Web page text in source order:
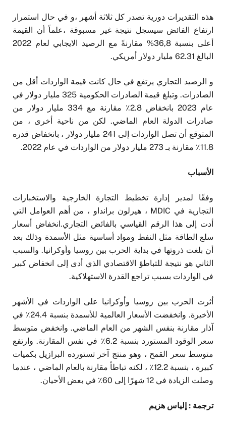
هذه التقديرات دورية تصدر كل ثلاثة أشهر ،و في حال استمرار
ارتفاع الفائض سيسجل نتيجة غير مسبوقة ،علماً أن القيمة
أعلى بنسبة 36,8% مقارنةً مع الرصيد الايجابي لعام 2022
البالغ 62.31 مليار دولار أمريكي.
و الرصيد التجاري يرتفع في حال كانت قيمة الواردات أقل من
الصادرات. وتبلغ قيمة الصادرات الحكومية 325 مليار دولار في
عام 2023 بانخفاض 2.8٪ مقارنة مع 334 مليار دولار من
صادرات الدولة العام الماضي. لكن من ناحية أخرى ، من
المتوقع أن تصل الواردات إلى 241 مليار دولار ، بانخفاض قدره
11.8٪ مقارنة بـ 273 مليار دولار من الواردات في عام 2022.
الأسباب
وفقًا لمدير إدارة تخطيط التجارة الخارجية والاستخبارات
التجارية في MDIC ، هيرلون برانداو ، من أهم العوامل التي
أدت إلى هذا الرقم القياسي بالفائض التجاري.انخفاض أسعار
سلع الطاقة مثل النفط ومواد أساسية مثل الأسمدة وذلك بعد
أن بلغت ذروتها في بداية الحرب بين روسيا وأوكرانيا. والسبب
الثاني هو نتيجة للتباطؤ الاقتصادي الذي أدى إلى انخفاض كبير
في الواردات بسبب تراجع القدرة الاستهلاكية.
أثرت الحرب بين روسيا وأوكرانيا على الواردات في الأشهر
الأخيرة. وانخفضت الأسعار العالمية للأسمدة بنسبة 24.4٪ في
آذار مقارنة بنفس الشهر من العام الماضي. وانخفض متوسط
سعر الوقود المستورد بنسبة 6.2٪ في نفس المقارنة. وارتفع
متوسط سعر القمح ، وهو منتج آخر تستورده البرازيل بكميات
كبيرة ، بنسبة 12.2٪ ، لكنه تباطأ مقارنة بالعام الماضي ، عندما
وصلت الزيادة في 12 شهرًا إلى 60٪ في بعض الأحيان.
ترجمة : إلياس هزيم